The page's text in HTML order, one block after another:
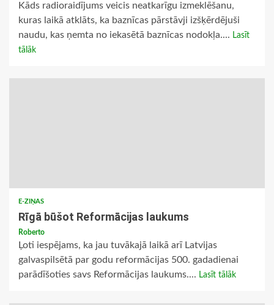
Kāds radioraidījums veicis neatkarīgu izmeklēšanu,
kuras laikā atklāts, ka baznīcas pārstāvji izšķērdējuši
naudu, kas ņemta no iekasētā baznīcas nodokļa.... Lasīt
tālāk
E-ZIŅAS
Rīgā būšot Reformācijas laukums
Roberto
Ļoti iespējams, ka jau tuvākajā laikā arī Latvijas
galvaspilsētā par godu reformācijas 500. gadadienai
parādīšoties savs Reformācijas laukums.... Lasīt tālāk